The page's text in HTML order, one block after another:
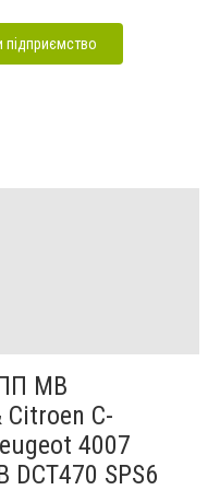
підприємство
MB
C-
4007
DCT470 SPS6